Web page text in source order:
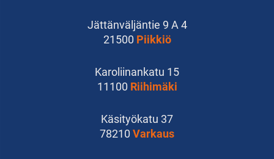
Jättänväljäntie 9 A 4
21500 Piikkiö
Karoliinankatu 15
11100 Riihimäki
Käsityökatu 37
78210 Varkaus